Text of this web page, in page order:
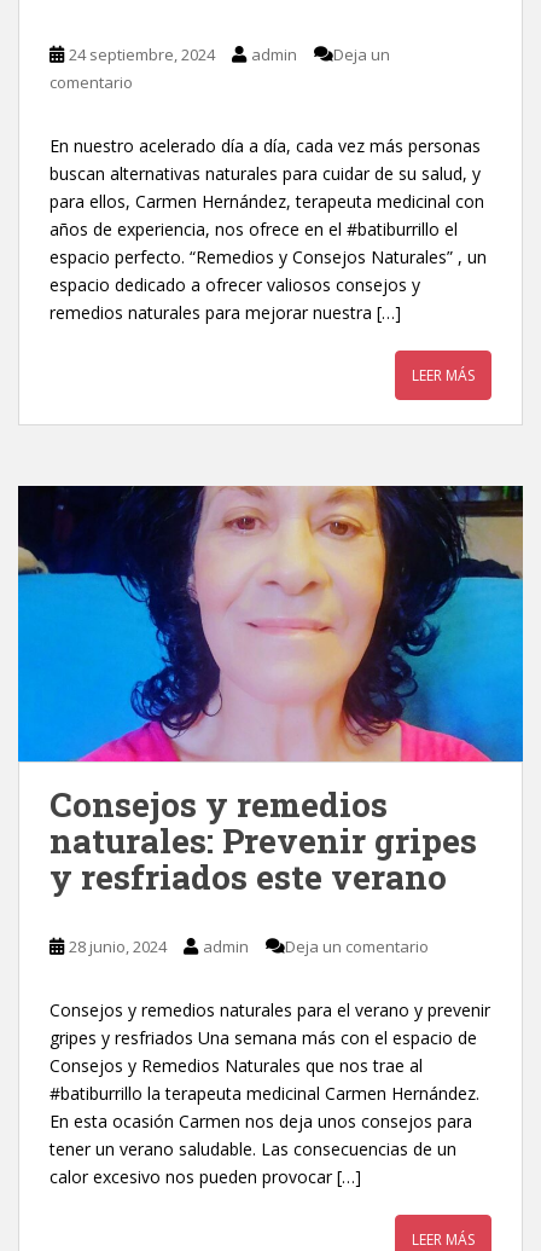
24 septiembre, 2024 admin
Deja un
comentario
En nuestro acelerado día a día, cada vez más personas
buscan alternativas naturales para cuidar de su salud, y
para ellos, Carmen Hernández, terapeuta medicinal con
años de experiencia, nos ofrece en el #batiburrillo el
espacio perfecto. “Remedios y Consejos Naturales” , un
espacio dedicado a ofrecer valiosos consejos y
remedios naturales para mejorar nuestra […]
LEER MÁS
Consejos y remedios
naturales: Prevenir gripes
y resfriados este verano
28 junio, 2024 admin Deja un comentario
Consejos y remedios naturales para el verano y prevenir
gripes y resfriados Una semana más con el espacio de
Consejos y Remedios Naturales que nos trae al
#batiburrillo la terapeuta medicinal Carmen Hernández.
En esta ocasión Carmen nos deja unos consejos para
tener un verano saludable. Las consecuencias de un
calor excesivo nos pueden provocar […]
LEER MÁS